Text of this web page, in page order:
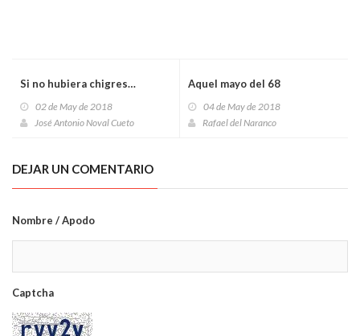
Si no hubiera chigres…
02 de May de 2018
José Antonio Noval Cueto
Aquel mayo del 68
04 de May de 2018
Rafael del Naranco
DEJAR UN COMENTARIO
Nombre / Apodo
Captcha